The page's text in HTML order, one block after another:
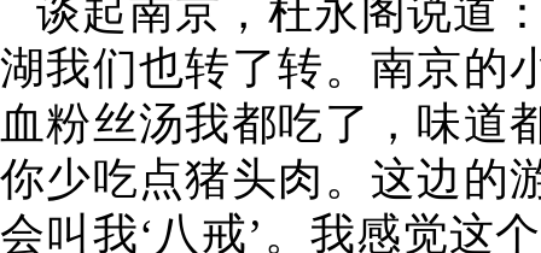
谈起南京，杜永阁说道
湖我们也转了转。南京的
血粉丝汤我都吃了，味道
你少吃点猪头肉。这边的
会叫我‘八戒’。我感觉这